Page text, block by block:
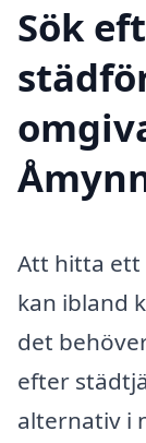
Sök
Att hitta ett
kan ibland
det
efter
alternativ i